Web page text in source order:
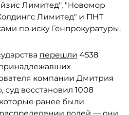
Лимитед", "Новомор
Лимитед" и ПНТ
по иску Генпрокуратуры.
перешли 4538
компании Дмитрия
суд восстановил 1008
ранее были